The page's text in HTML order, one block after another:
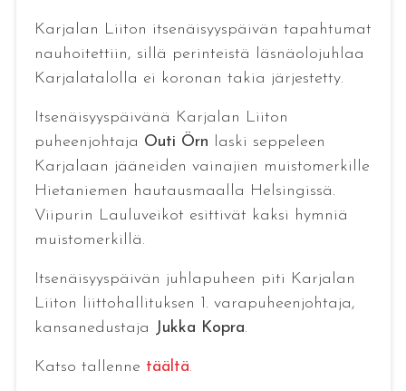
Karjalan Liiton itsenäisyyspäivän tapahtumat
nauhoitettiin, sillä perinteistä läsnäolojuhlaa
Karjalatalolla ei koronan takia järjestetty.
Itsenäisyyspäivänä Karjalan Liiton
puheenjohtaja Outi Örn laski seppeleen
Karjalaan jääneiden vainajien muistomerkille
Hietaniemen hautausmaalla Helsingissä.
Viipurin Lauluveikot esittivät kaksi hymniä
muistomerkillä.
Itsenäisyyspäivän juhlapuheen piti Karjalan
Liiton liittohallituksen 1. varapuheenjohtaja,
kansanedustaja Jukka Kopra.
Katso tallenne täältä.